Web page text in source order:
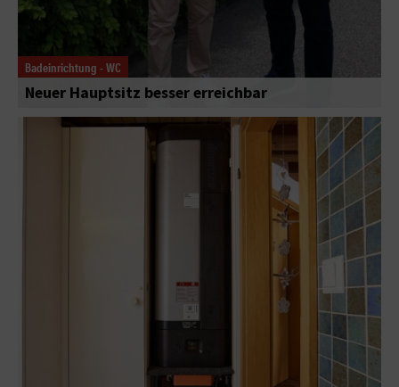
Badeinrichtung - WC
Neuer Hauptsitz besser erreichbar